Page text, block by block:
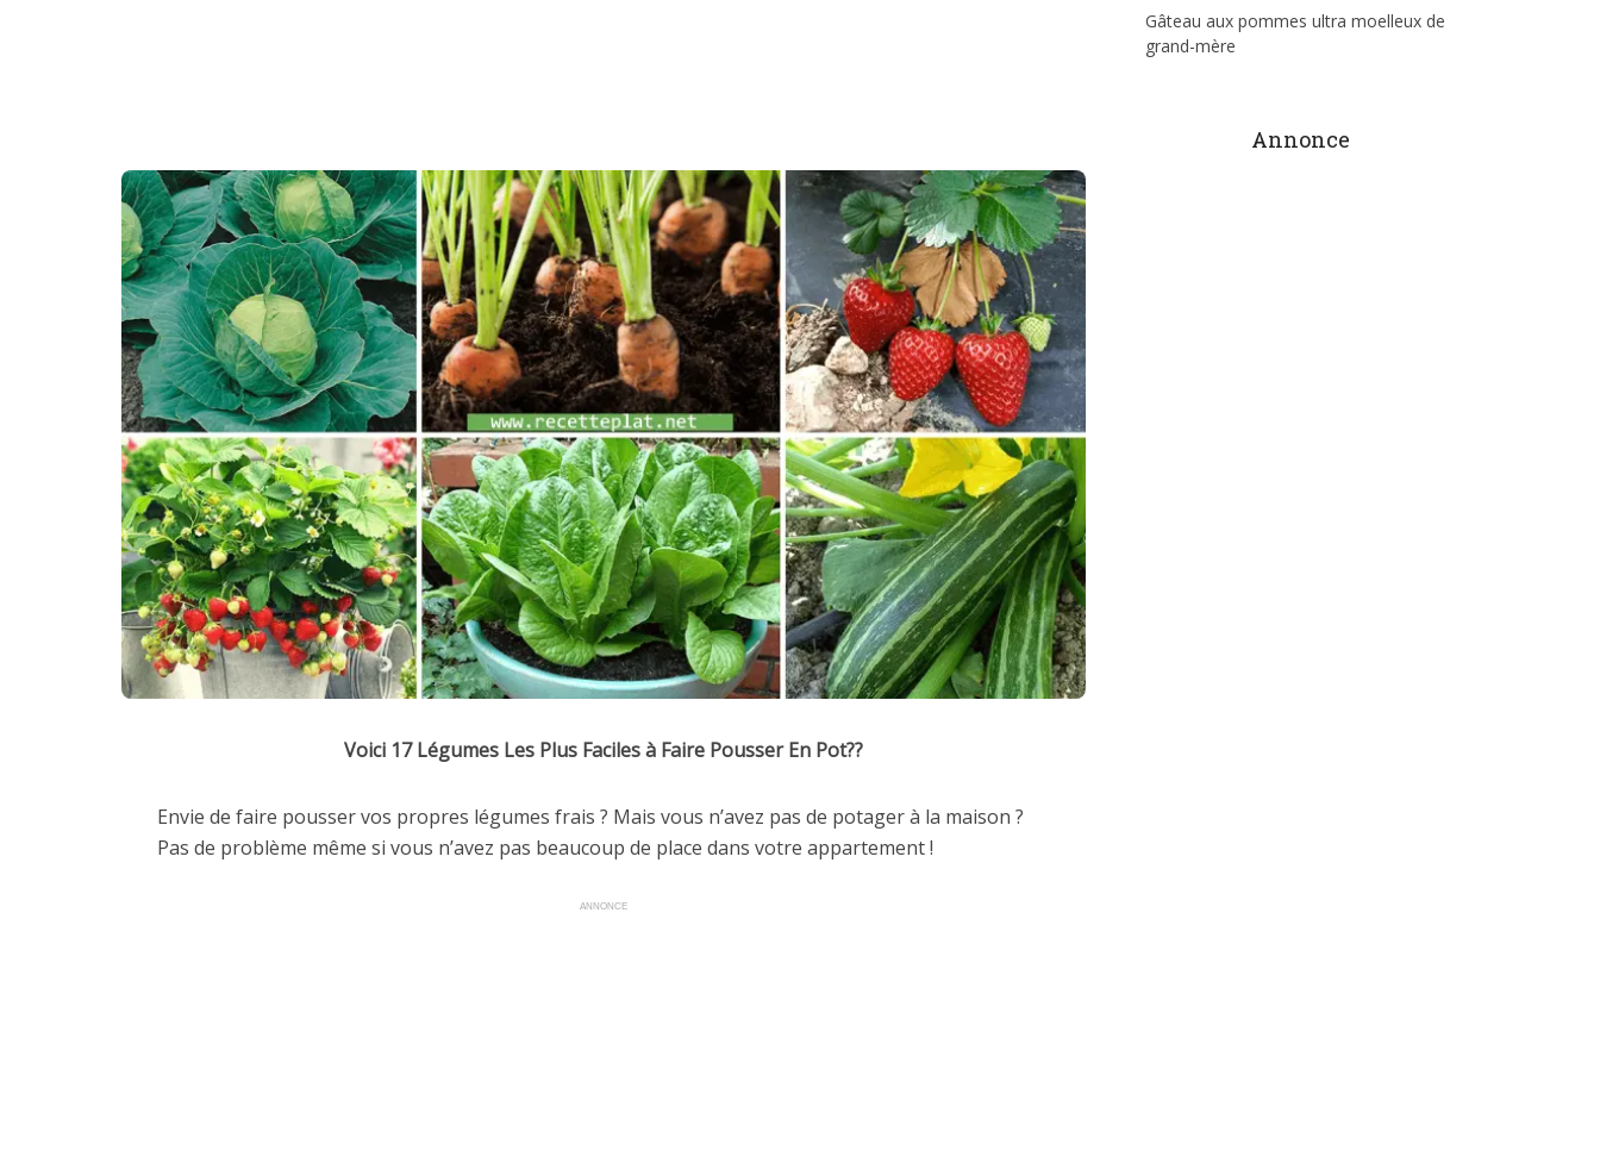
Voici 17 Légumes Les Plus Faciles à Faire Pousser En Pot??
Envie de faire pousser vos propres légumes frais ? Mais vous n’avez pas de potager à la maison ?
Pas de problème même si vous n’avez pas beaucoup de place dans votre appartement !
ANNONCE
Gâteau aux pommes ultra moelleux de
grand-mère
Annonce